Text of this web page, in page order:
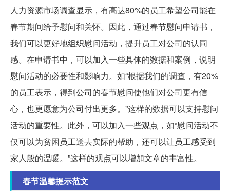
人力资源市场调查显示，有高达80%的员工希望公司能在
春节期间给予慰问和关怀。因此，通过春节慰问申请书，
我们可以更好地组织慰问活动，提升员工对公司的认同
感。在申请书中，可以加入一些具体的数据和案例，说明
慰问活动的必要性和影响力。如“根据我们的调查，有20%
的员工表示，得到公司的春节慰问使他们对公司更有信
心，也更愿意为公司付出更多。”这样的数据可以支持慰问
活动的重要性。此外，可以加入一些观点，如“慰问活动不
仅可以为贫困员工送去实际的帮助，还可以让员工感受到
家人般的温暖。”这样的观点可以增加文章的丰富性。
春节温馨提示范文